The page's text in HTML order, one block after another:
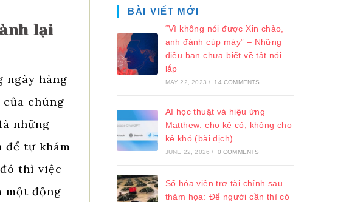
lại
ngày hàng
chúng
những
để tự khám
thì việc
một động
BÀI VIẾT MỚI
“Vì không nói được Xin chào,
anh đành cúp máy” – Những
điều bạn chưa biết về tật nói
lắp
MAY 22, 2023 / 14 COMMENTS
AI học thuật và hiệu ứng
Matthew: cho kẻ có, không cho
kẻ khó (bài dịch)
JUNE 22, 2026 / 0 COMMENTS
Số hóa viện trợ tài chính sau
thảm họa: Để người cần thì có